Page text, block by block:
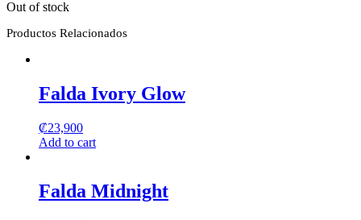
Out of stock
Productos Relacionados
Falda Ivory Glow
₡23,900
Add to cart
Falda Midnight